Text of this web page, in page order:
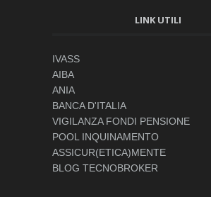
LINK UTILI
IVASS
AIBA
ANIA
BANCA D'ITALIA
VIGILANZA FONDI PENSIONE
POOL INQUINAMENTO
ASSICUR(ETICA)MENTE
BLOG TECNOBROKER